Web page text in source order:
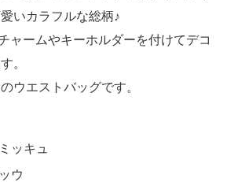
いカラフルな総柄♪
ャームやキーホルダーを付けてデコ
。
ウエストバッグです。
ッキュ
ウ